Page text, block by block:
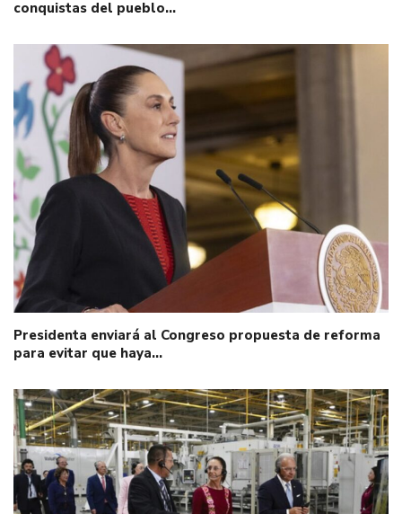
conquistas del pueblo…
Presidenta enviará al Congreso propuesta de reforma
para evitar que haya…